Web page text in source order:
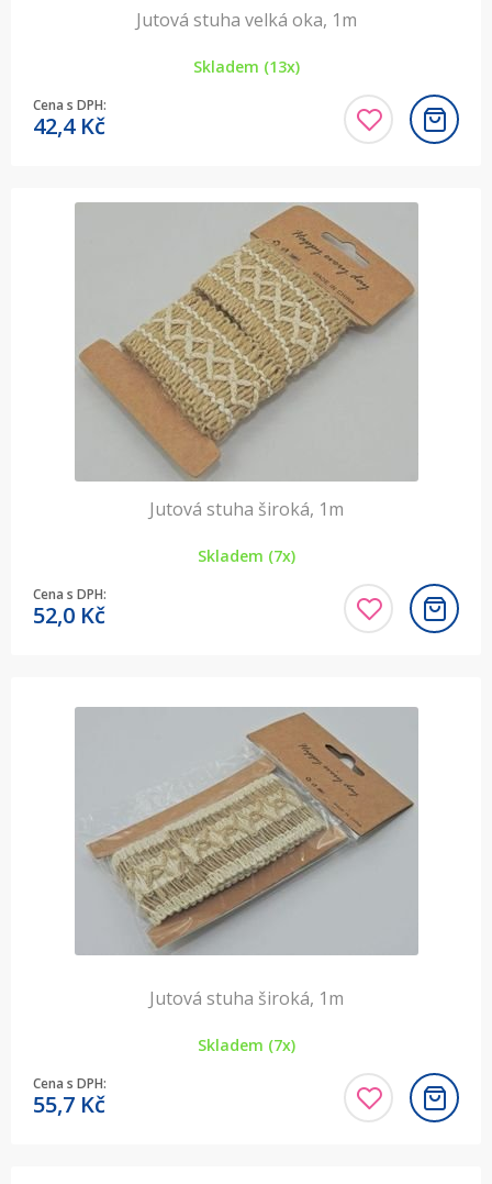
Jutová stuha velká oka, 1m
Skladem (13x)
Cena s DPH:
42,4 Kč
Jutová stuha široká, 1m
Skladem (7x)
Cena s DPH:
52,0 Kč
Jutová stuha široká, 1m
Skladem (7x)
Cena s DPH:
55,7 Kč